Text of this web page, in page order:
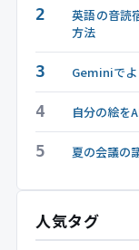
2
英語の音読
方法
3 Geminiでよ
4 自分の絵を
5 夏の会議の
人気タグ